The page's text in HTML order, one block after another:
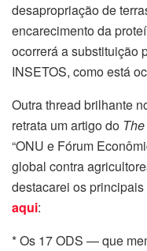
desapropriação de
encarecimento da
ocorrerá a substituição
INSETOS, como está
Outra thread brilhante
retrata um artigo do
“ONU e Fórum
global contra
destacarei os
aqui:
* Os 17 ODS — que